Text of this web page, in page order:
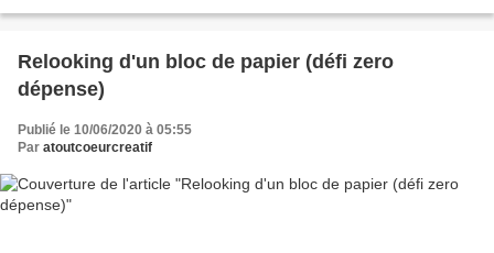
Relooking d'un bloc de papier (défi zero
dépense)
Publié le 10/06/2020 à 05:55
Par atoutcoeurcreatif